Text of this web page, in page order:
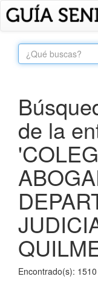
de la
Encontrado(s):